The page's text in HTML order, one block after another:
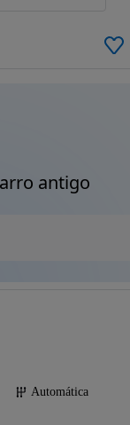
antigo
Automática